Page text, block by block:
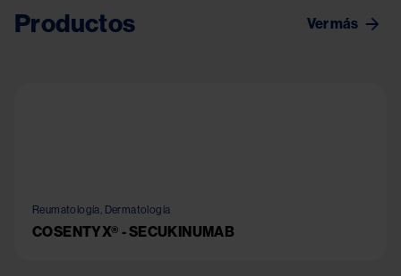
Productos Ver más
Reumatología, Dermatología
COSENTYX® - SECUKINUMAB